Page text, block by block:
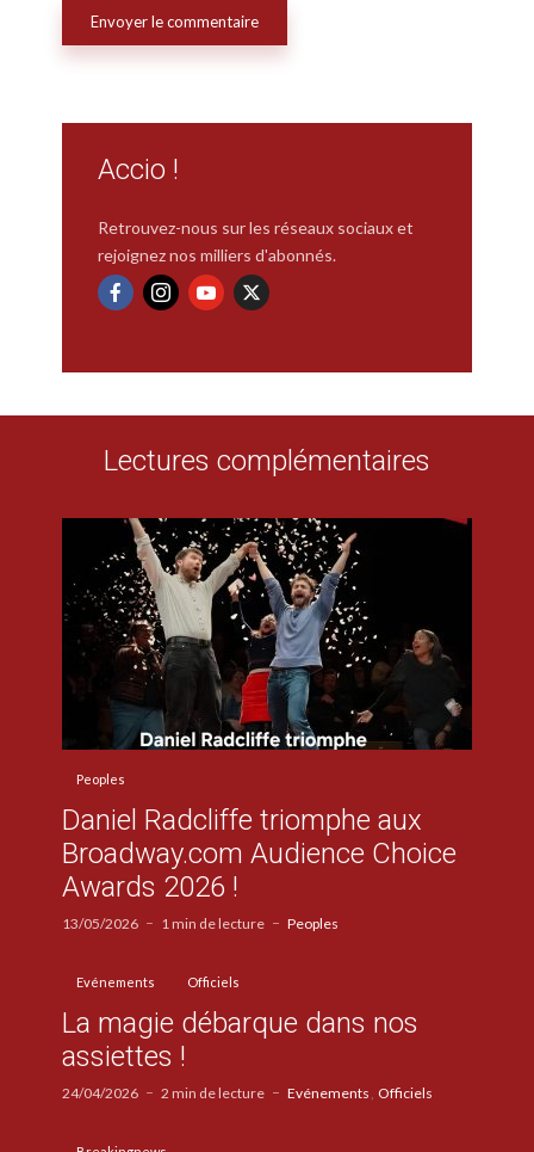
Accio !
Retrouvez-nous sur les réseaux sociaux et
rejoignez nos milliers d'abonnés.
Lectures complémentaires
Peoples
Daniel Radcliffe triomphe aux
Broadway.com Audience Choice
Awards 2026 !
13/05/2026 1 min de lecture Peoples
Evénements Officiels
La magie débarque dans nos
assiettes !
24/04/2026 2 min de lecture Evénements Officiels